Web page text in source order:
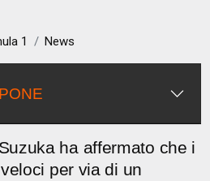
1 News
ha affermato che i
per via di un